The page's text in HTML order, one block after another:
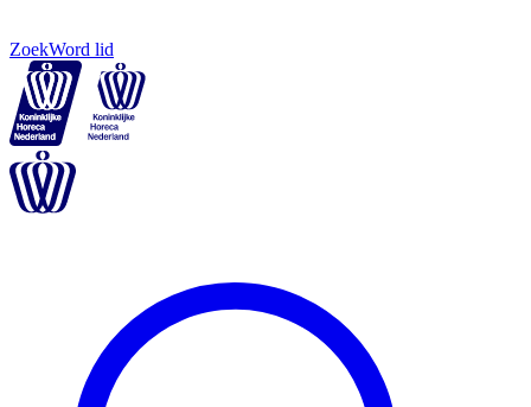
ZoekWord lid